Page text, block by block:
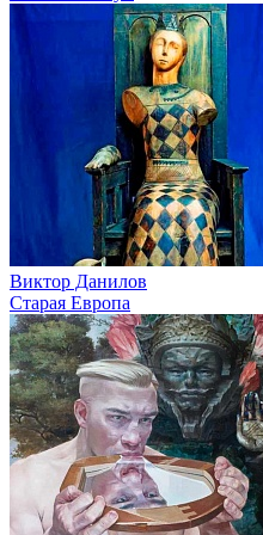
Виктор Данилов
Старая Европа